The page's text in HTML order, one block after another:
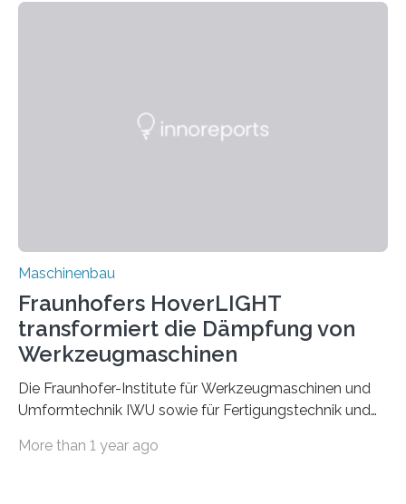
Durch den verstärkten Einsatz von Rezyklaten
Maschinenbau
Fraunhofers HoverLIGHT
transformiert die Dämpfung von
Werkzeugmaschinen
Die Fraunhofer-Institute für Werkzeugmaschinen und
Umformtechnik IWU sowie für Fertigungstechnik und
Durchbruch in der Materialforschung erzielt: Der
More than 1 year ago